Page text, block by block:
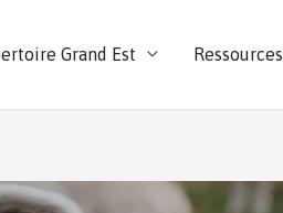
Grand Est Ressources